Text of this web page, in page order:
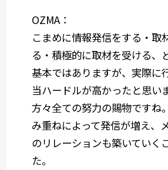
OZMA：
こまめに情報発信をする・取
る・積極的に取材を受ける、
基本ではありますが、実際に
当ハードルが高かったと思い
方々全ての努力の賜物ですね
み重ねによって発信が増え、
のリレーションも築いていく
た。